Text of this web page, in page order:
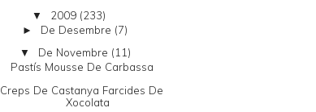
▼ 2009 (233)
► De Desembre (7)
▼ De Novembre (11)
Pastís Mousse De Carbassa
Creps De Castanya Farcides De
Xocolata